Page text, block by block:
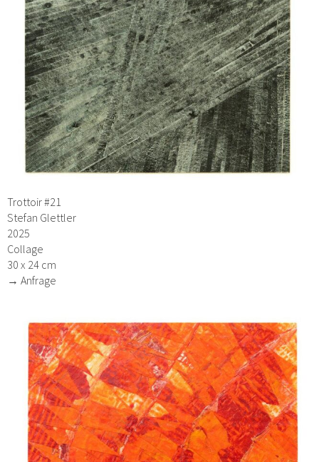
Trottoir #21
Stefan Glettler
2025
Collage
30 x 24 cm
→ Anfrage